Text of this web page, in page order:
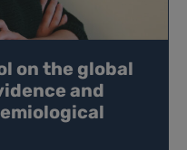
on the global
and